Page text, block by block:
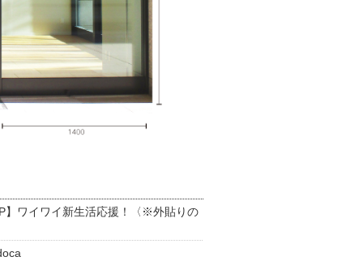
】ワイワイ新生活応援！〈※外貼りの